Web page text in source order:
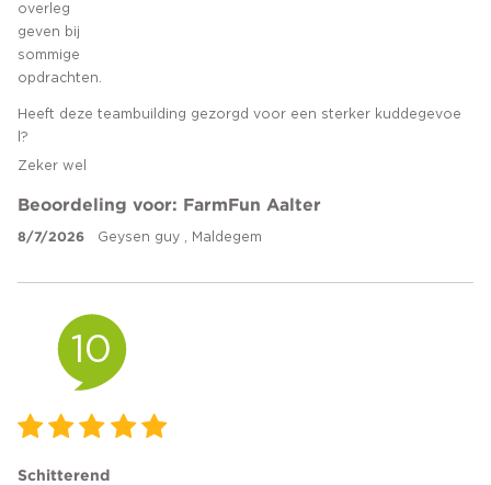
overleg
geven bij
sommige
opdrachten.
Heeft deze teambuilding gezorgd voor een sterker kuddegevoe
l?
Zeker wel
Beoordeling voor: FarmFun Aalter
8/7/2026 Geysen guy , Maldegem
10
Schitterend